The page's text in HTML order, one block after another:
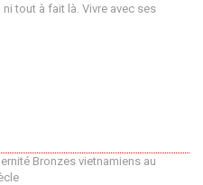
tout à fait là. Vivre avec ses
Bronzes vietnamiens au